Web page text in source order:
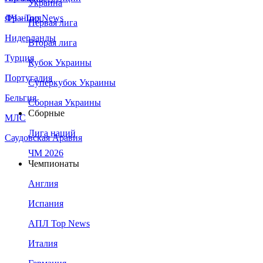
Франция
Нидерланды
Турция
Португалия
Бельгия
МЛС
Саудовская Аравия
ЛЧ - Top News
Украина
Первая лига
Вторая лига
Кубок Украины
Суперкубок Украины
Сборная Украины
Сборные
Лига наций
ЧМ 2026
Чемпионаты
Англия
Испания
АПЛ Top News
Италия